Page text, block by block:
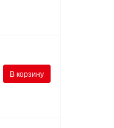
В корзину